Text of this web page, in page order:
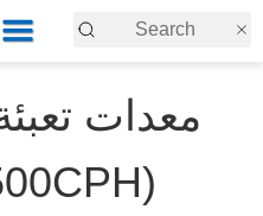
معدات